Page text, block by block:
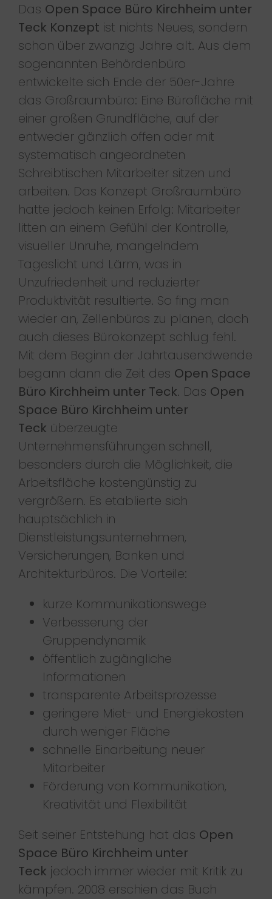
Das Open Space Büro Kirchheim unter
Teck Konzept ist nichts Neues, sondern
schon über zwanzig Jahre alt. Aus dem
sogenannten Behördenbüro
entwickelte sich Ende der 50er-Jahre
das Großraumbüro: Eine Bürofläche mit
einer großen Grundfläche, auf der
entweder gänzlich offen oder mit
systematisch angeordneten
Schreibtischen Mitarbeiter sitzen und
arbeiten. Das Konzept Großraumbüro
hatte jedoch keinen Erfolg: Mitarbeiter
litten an einem Gefühl der Kontrolle,
visueller Unruhe, mangelndem
Tageslicht und Lärm, was in
Unzufriedenheit und reduzierter
Produktivität resultierte. So fing man
wieder an, Zellenbüros zu planen, doch
auch dieses Bürokonzept schlug fehl.
Mit dem Beginn der Jahrtausendwende
begann dann die Zeit des Open Space
Büro Kirchheim unter Teck. Das Open
Space Büro Kirchheim unter
Teck überzeugte
Unternehmensführungen schnell,
besonders durch die Möglichkeit, die
Arbeitsfläche kostengünstig zu
vergrößern. Es etablierte sich
hauptsächlich in
Dienstleistungsunternehmen,
Versicherungen, Banken und
Architekturbüros. Die Vorteile:
kurze Kommunikationswege
Verbesserung der
Gruppendynamik
öffentlich zugängliche
Informationen
transparente Arbeitsprozesse
geringere Miet- und Energiekosten
durch weniger Fläche
schnelle Einarbeitung neuer
Mitarbeiter
Förderung von Kommunikation,
Kreativität und Flexibilität
Seit seiner Entstehung hat das Open
Space Büro Kirchheim unter
Teck jedoch immer wieder mit Kritik zu
kämpfen. 2008 erschien das Buch